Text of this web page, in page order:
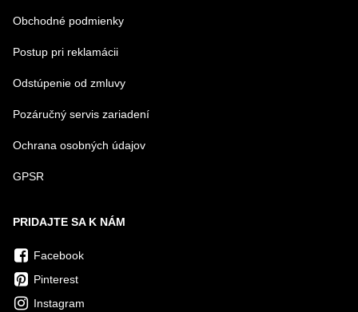
Obchodné podmienky
Postup pri reklamácii
Odstúpenie od zmluvy
Pozáručný servis zariadení
Ochrana osobných údajov
GPSR
PRIDAJTE SA K NÁM
Facebook
Pinterest
Instagram